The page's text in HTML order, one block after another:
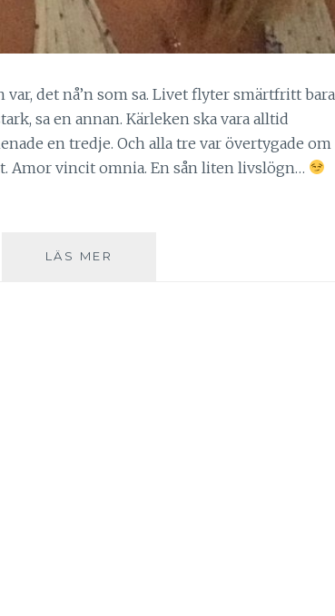
det nå’n som sa. Livet flyter smärtfritt bara
sa en annan. Kärleken ska vara alltid
en tredje. Och alla tre var övertygade om
Amor vincit omnia. En sån liten livslögn…
LÄS MER